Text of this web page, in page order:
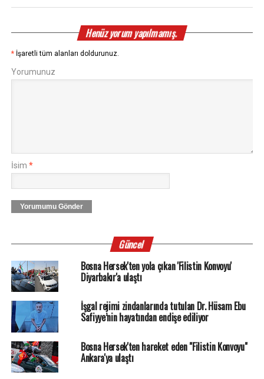
Henüz yorum yapılmamış.
* İşaretli tüm alanları doldurunuz.
Yorumunuz
İsim *
Yorumumu Gönder
Güncel
Bosna Hersek'ten yola çıkan 'Filistin Konvoyu'
Diyarbakır'a ulaştı
İşgal rejimi zindanlarında tutulan Dr. Hüsam Ebu
Safiyye’nin hayatından endişe ediliyor
Bosna Hersek'ten hareket eden "Filistin Konvoyu"
Ankara'ya ulaştı